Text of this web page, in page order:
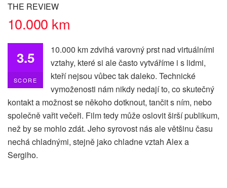
THE REVIEW
10.000 km
3.5
SCORE
10.000 km zdvihá varovný prst nad virtuálními
vztahy, které si ale často vytváříme i s lidmi,
kteří nejsou vůbec tak daleko. Technické
vymoženosti nám nikdy nedají to, co skutečný
kontakt a možnost se někoho dotknout, tančit s ním, nebo
společně vařit večeři. Film tedy může oslovit širší publikum,
než by se mohlo zdát. Jeho syrovost nás ale většinu času
nechá chladnými, stejně jako chladne vztah Alex a
Sergiho.